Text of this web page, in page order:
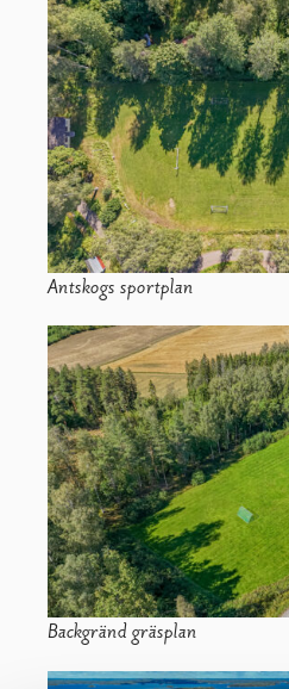
Antskogs sportplan
Backgränd gräsplan